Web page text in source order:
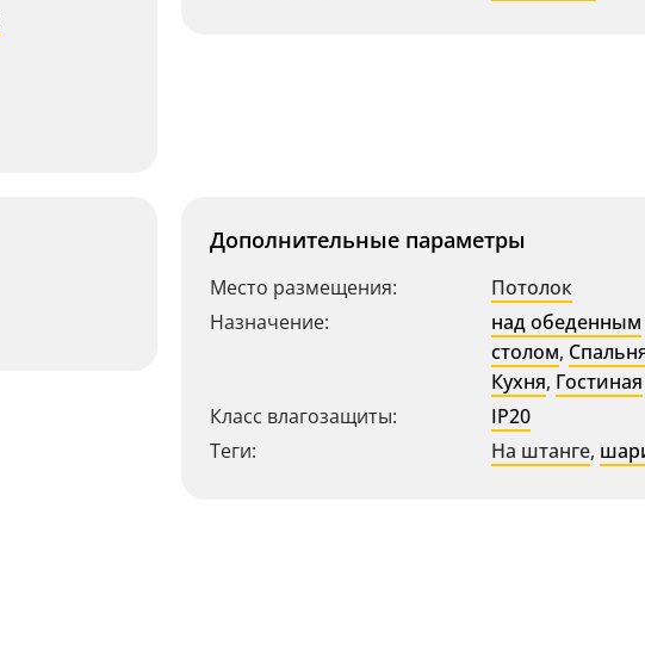
Дополнительные параметры
Место размещения:
Потолок
Назначение:
над обеденным
столом,
Кухня, Гостиная
Класс влагозащиты:
IP20
Теги:
На штанге,